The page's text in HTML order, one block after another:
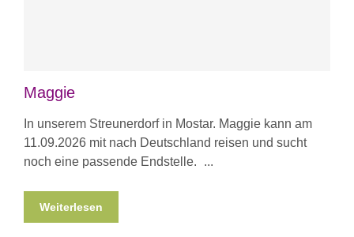
Maggie
In unserem Streunerdorf in Mostar. Maggie kann am
11.09.2026 mit nach Deutschland reisen und sucht
noch eine passende Endstelle.
Weiterlesen